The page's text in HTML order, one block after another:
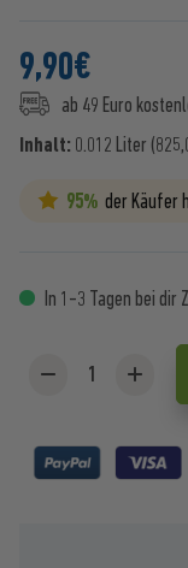
9,90€
ab 49 Euro
Inhalt: 0.012 Liter
95% der Käufer
In 1-3 Tagen bei dir